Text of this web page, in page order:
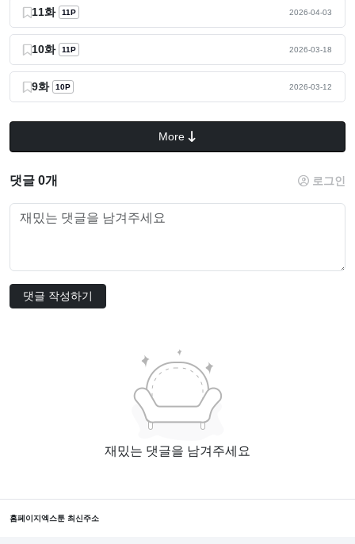
11화 11P 2026-04-03
10화 11P 2026-03-18
9화 10P 2026-03-12
More
댓글 0개 로그인
댓글 작성하기
재밌는 댓글을 남겨주세요
홈페이지 엑스툰 최신주소